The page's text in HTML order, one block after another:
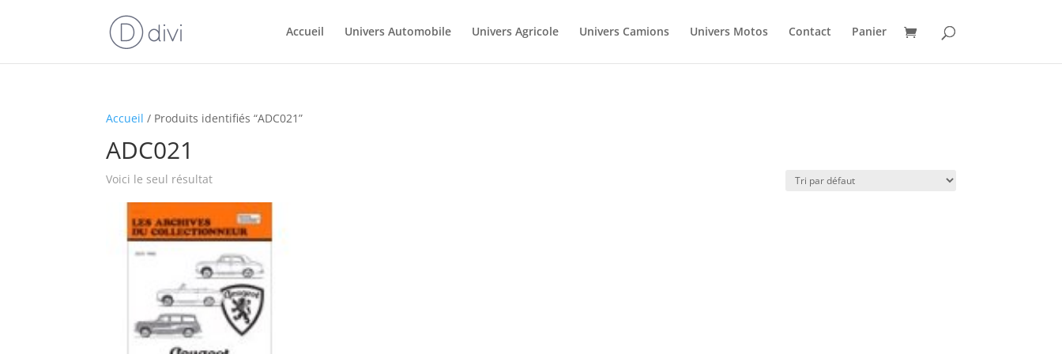
Accueil Univers Automobile Univers Agricole Univers Camions Univers Motos Contact Panier
Accueil / Produits identifiés “ADC021”
ADC021
Voici le seul résultat